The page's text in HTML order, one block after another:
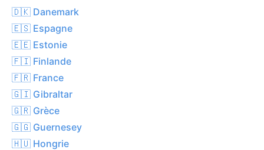
🇩🇰 Danemark
🇪🇸 Espagne
🇪🇪 Estonie
🇫🇮 Finlande
🇫🇷 France
🇬🇮 Gibraltar
🇬🇷 Grèce
🇬🇬 Guernesey
🇭🇺 Hongrie